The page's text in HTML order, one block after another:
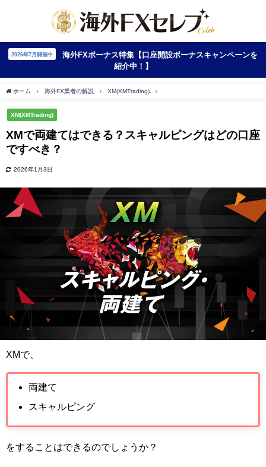
2026年7月開催中
海外FXボーナス特集【口座開設ボーナスキャンペーンを
紹介中！】
ホーム 海外FX業者の解説 XM(XMTrading)
XM(XMTrading)
XMで両建てはできる？スキャルピングはどの口座
ですべき？
2026年1月3日
XMで、
両建て
スキャルピング
をすることはできるのでしょうか？